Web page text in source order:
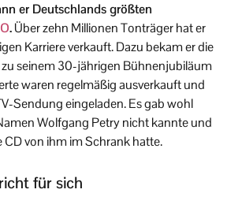
er Deutschlands größten
.Über zehn Millionen Tonträger hat er
Karriere verkauft. Dazu bekam er die
seinem 30-jährigen Bühnenjubiläum
waren regelmäßig ausverkauft und
Sendung eingeladen. Es gab wohl
Wolfgang Petry nicht kannte und
von ihm im Schrank hatte.
für sich